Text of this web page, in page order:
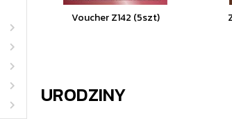
Voucher Z142 (5szt)
URODZINY